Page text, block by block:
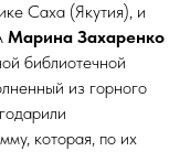
Саха (Якутия), и
Марина Захаренко
библиотечной
из горного
которая, по их